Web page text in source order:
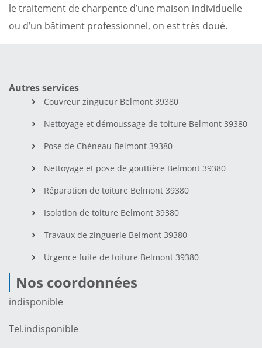
le traitement de charpente d’une maison individuelle
ou d’un bâtiment professionnel, on est très doué.
Autres services
Couvreur zingueur Belmont 39380
Nettoyage et démoussage de toiture Belmont 39380
Pose de Chéneau Belmont 39380
Nettoyage et pose de gouttière Belmont 39380
Réparation de toiture Belmont 39380
Isolation de toiture Belmont 39380
Travaux de zinguerie Belmont 39380
Urgence fuite de toiture Belmont 39380
Nos coordonnées
indisponible
Tel.indisponible